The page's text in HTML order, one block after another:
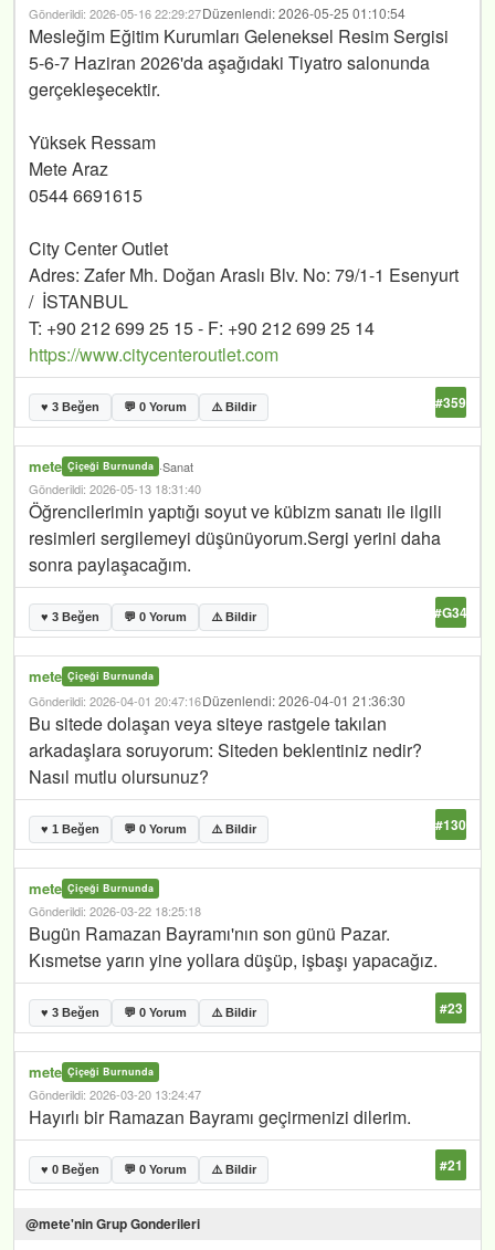
Gönderildi: 2026-05-16 22:29:27Düzenlendi: 2026-05-25 01:10:54
Mesleğim Eğitim Kurumları Geleneksel Resim Sergisi
5-6-7 Haziran 2026'da aşağıdaki Tiyatro salonunda
gerçekleşecektir.
Yüksek Ressam
Mete Araz
0544 6691615
City Center Outlet
Adres: Zafer Mh. Doğan Araslı Blv. No: 79/1-1 Esenyurt
/ İSTANBUL
T: +90 212 699 25 15 - F: +90 212 699 25 14
https://www.citycenteroutlet.com
♥ 3 Beğen 💬 0 Yorum ⚠️ Bildir #359
mete Çiçeği Burnunda ·Sanat
Gönderildi: 2026-05-13 18:31:40
Öğrencilerimin yaptığı soyut ve kübizm sanatı ile ilgili
resimleri sergilemeyi düşünüyorum.Sergi yerini daha
sonra paylaşacağım.
♥ 3 Beğen 💬 0 Yorum ⚠️ Bildir #G34
mete Çiçeği Burnunda
Gönderildi: 2026-04-01 20:47:16Düzenlendi: 2026-04-01 21:36:30
Bu sitede dolaşan veya siteye rastgele takılan
arkadaşlara soruyorum: Siteden beklentiniz nedir?
Nasıl mutlu olursunuz?
♥ 1 Beğen 💬 0 Yorum ⚠️ Bildir #130
mete Çiçeği Burnunda
Gönderildi: 2026-03-22 18:25:18
Bugün Ramazan Bayramı'nın son günü Pazar.
Kısmetse yarın yine yollara düşüp, işbaşı yapacağız.
♥ 3 Beğen 💬 0 Yorum ⚠️ Bildir #23
mete Çiçeği Burnunda
Gönderildi: 2026-03-20 13:24:47
Hayırlı bir Ramazan Bayramı geçirmenizi dilerim.
♥ 0 Beğen 💬 0 Yorum ⚠️ Bildir #21
@mete'nin Grup Gonderileri